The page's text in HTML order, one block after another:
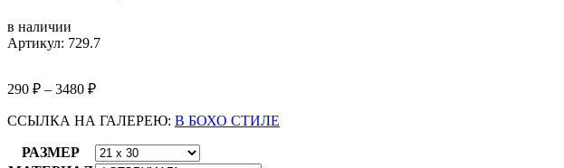
в наличии
Артикул: 729.7
290 ₽ – 3480 ₽
ССЫЛКА НА ГАЛЕРЕЮ: В БОХО СТИЛЕ
РАЗМЕР